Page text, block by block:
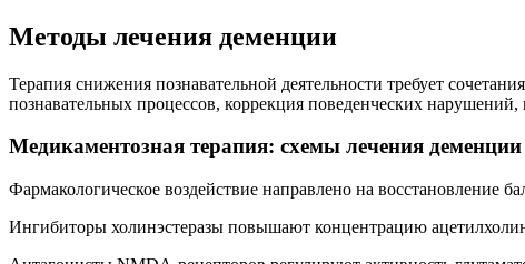
Методы лечения деменции
Терапия снижения познавательной деятельности требует
познавательных процессов, коррекция поведенческих
Медикаментозная терапия: схемы лечения деменции
Фармакологическое воздействие направлено на восстановление
Ингибиторы холинэстеразы повышают концентрацию